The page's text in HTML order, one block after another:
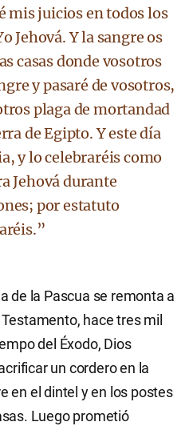
mis juicios en todos los
Jehová. Y la sangre os
casas donde vosotros
y pasaré de vosotros,
plaga de mortandad
de Egipto. Y este día
y lo celebraréis como
Jehová durante
por estatuto
de la Pascua se remonta a
hace tres mil
del Éxodo, Dios
un cordero en la
en el dintel y en los postes
Luego prometió